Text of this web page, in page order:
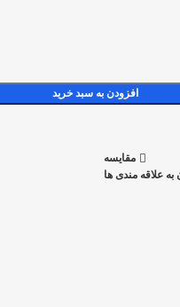
افزودن به سبد خرید
مقایسه
به علاقه مندی ها